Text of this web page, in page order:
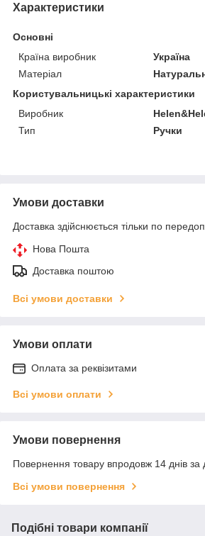
Характеристики
Основні
Країна виробник
Україна
Матеріал
Користувальницькі характеристики
Виробник
Тип
Ручки
Умови доставки
Доставка здійснюється тільки по
Нова Пошта
Доставка поштою
Всі умови доставки
Умови оплати
Оплата за реквізитами
Всі умови оплати
Умови повернення
Повернення товару впродовж 14 днів за
Всі умови повернення
Подібні товари компанії